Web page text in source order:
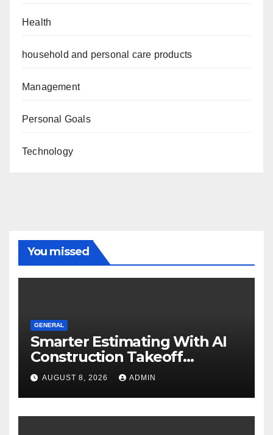
Health
household and personal care products
Management
Personal Goals
Technology
You missed
GENERAL
Smarter Estimating With AI
Construction Takeoff
Software
AUGUST 8, 2026 ADMIN